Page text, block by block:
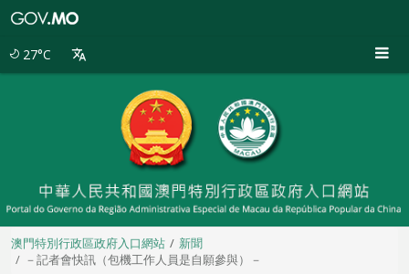
27°C
澳門特別行政區政府入口網站
新聞
－記者會快訊（包機工作人員是自願參與）－